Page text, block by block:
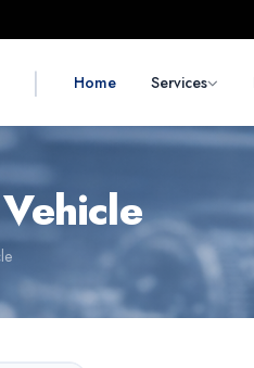
| Home Services